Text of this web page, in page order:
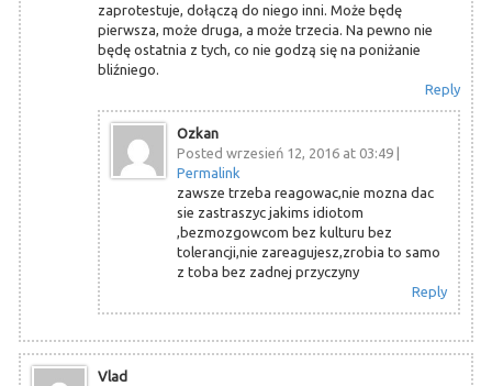
zaprotestuje, dołączą do niego inni. Może będę
pierwsza, może druga, a może trzecia. Na pewno nie
będę ostatnia z tych, co nie godzą się na poniżanie
bliźniego.
Reply
Ozkan
Posted wrzesień 12, 2016 at 03:49|
Permalink
zawsze trzeba reagowac,nie mozna dac
sie zastraszyc jakims idiotom
,bezmozgowcom bez kulturu bez
tolerancji,nie zareagujesz,zrobia to samo
z toba bez zadnej przyczyny
Reply
Vlad